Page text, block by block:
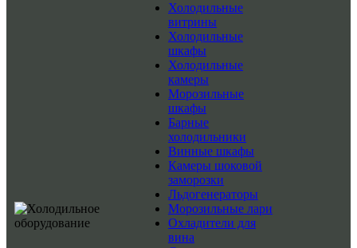
Холодильные
витрины
Холодильные
шкафы
Холодильные
камеры
Морозильные
шкафы
Барные
холодильники
Винные шкафы
Камеры шоковой
заморозки
Льдогенераторы
Морозильные лари
Охладители для
вина